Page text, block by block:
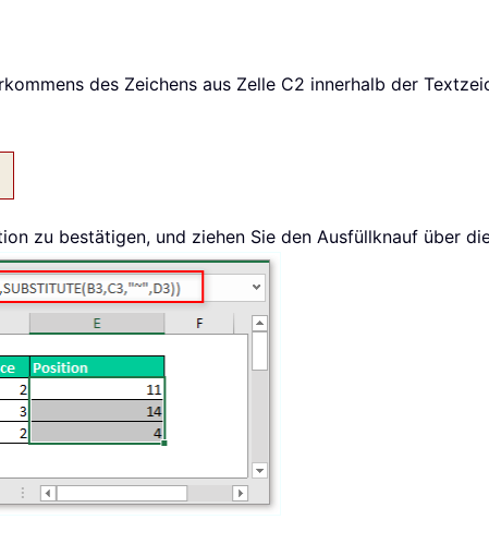
des Zeichens aus Zelle C2 innerhalb der
zu bestätigen, und ziehen Sie den Ausfüllknauf über